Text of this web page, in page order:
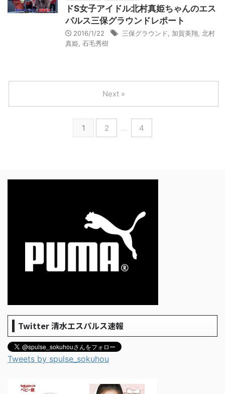
ドS女子アイドル北村真姫ちゃんのエス
パルス三保グラウンドレポート
2016/1/22 三保グラウンド 加賀美翔 北村
真姫 石毛秀樹
1 2 … 4
Next »
Twitter 清水エスパルス速報
Tweets by spulse_sokuhou